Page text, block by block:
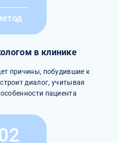
в клинике
причины, побудившие к
диалог, учитывая
пациента